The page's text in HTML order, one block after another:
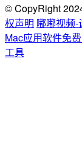
© CopyRight
权声明 嘟嘟视频
Mac应用软件免
工具